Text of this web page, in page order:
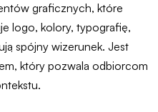
graficznych, które
logo, kolory, typografię,
spójny wizerunek. Jest
który pozwala odbiorcom